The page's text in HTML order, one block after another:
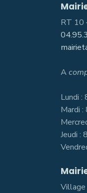
RT 10
A
Lundi
Mardi :
Jeudi :